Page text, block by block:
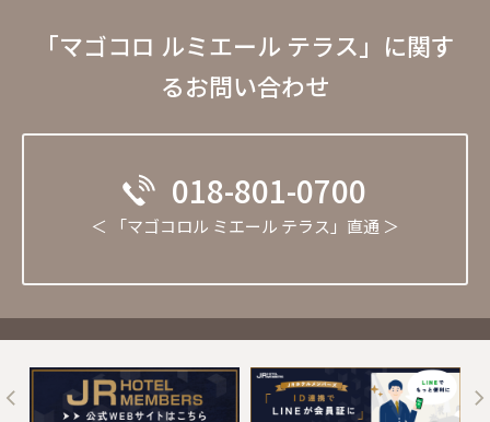
「マゴコロ ルミエール テラス」に関す
るお問い合わせ
018-801-0700
＜ 「マゴコロル ミエール テラス」直通 ＞